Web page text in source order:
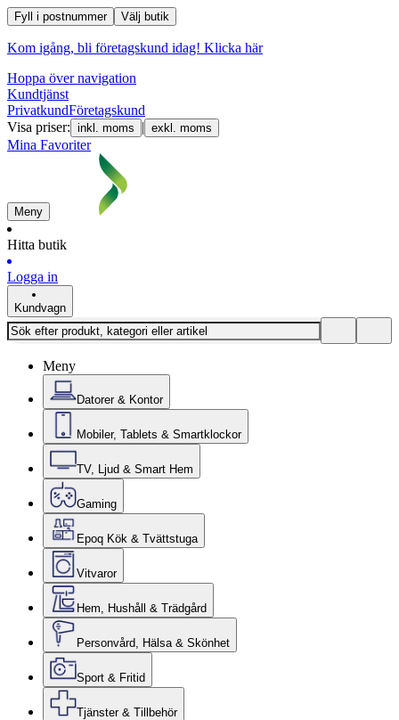
Fyll i postnummer Välj butik
Kom igång, bli företagskund idag! Klicka här
Hoppa över navigation
Kundtjänst
PrivatkundFöretagskund
Visa priser: inkl. moms | exkl. moms
Mina Favoriter
Meny
Hitta butik
Logga in
Kundvagn
Meny
Datorer & Kontor
Mobiler, Tablets & Smartklockor
TV, Ljud & Smart Hem
Gaming
Epoq Kök & Tvättstuga
Vitvaror
Hem, Hushåll & Trädgård
Personvård, Hälsa & Skönhet
Sport & Fritid
Tjänster & Tillbehör